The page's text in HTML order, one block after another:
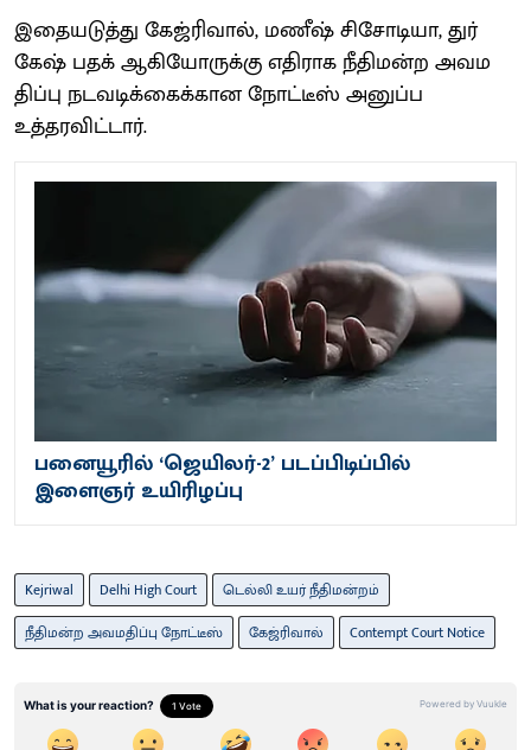
இதையடுத்து கேஜ்ரி​வால், மணீஷ் சிசோடி​யா, துர்​
கேஷ் பதக் ஆகியோ​ருக்கு எதி​ராக நீதி​மன்ற அவம​
திப்​பு நடவடிக்​கைக்​கான நோட்​டீஸ்​ அனுப்ப
உத்தரவிட்டார்.
பனையூரில் ‘ஜெயிலர்-2’ படப்பிடிப்பில்
இளைஞர் உயிரிழப்பு
Kejriwal Delhi High Court
டெல்லி உயர் நீதி​மன்​றம்
நீதி​மன்ற அவம​திப்பு நோட்​டீஸ்
கேஜ்ரி​வால் Contempt Court Notice